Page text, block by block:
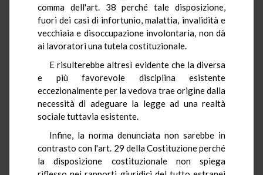
comma dell'art. 38 perché tale disposizione,
fuori dei casi di infortunio, malattia, invalidità e
vecchiaia e disoccupazione involontaria, non dà
ai lavoratori una tutela costituzionale.
E risulterebbe altresì evidente che la diversa
e più favorevole disciplina esistente
eccezionalmente per la vedova trae origine dalla
necessità di adeguare la legge ad una realtà
sociale tuttavia esistente.
Infine, la norma denunciata non sarebbe in
contrasto con l'art. 29 della Costituzione perché
la disposizione costituzionale non spiega